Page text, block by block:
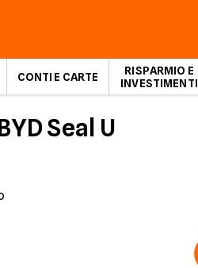
CONTI E CARTE
RISPARMIO E
INVESTIMENTI
Seal U